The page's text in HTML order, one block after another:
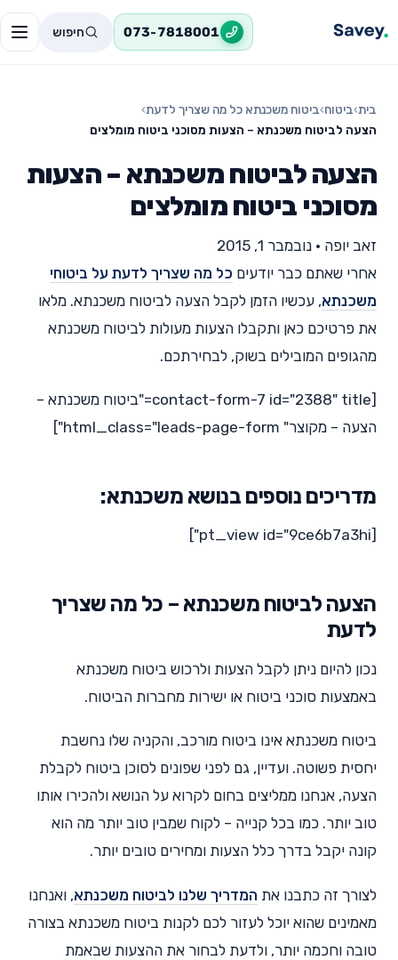
073-7818001 חיפוש
בית›ביטוח›ביטוח משכנתא כל מה שצריך לדעת›
הצעה לביטוח משכנתא – הצעות מסוכני ביטוח מומלצים
הצעה לביטוח משכנתא – הצעות
מסוכני ביטוח מומלצים
זאב יופה • נובמבר 1, 2015
אחרי שאתם כבר יודעים כל מה שצריך לדעת על ביטוחי
משכנתא, עכשיו הזמן לקבל הצעה לביטוח משכנתא. מלאו
את פרטיכם כאן ותקבלו הצעות מעולות לביטוח משכנתא
מהגופים המובילים בשוק, לבחירתכם.
[contact-form-7 id="2388" title="ביטוח משכנתא –
הצעה – מקוצר" html_class="leads-page-form"]
מדריכים נוספים בנושא משכנתא:
[pt_view id="9ce6b7a3hi"]
הצעה לביטוח משכנתא – כל מה שצריך
לדעת
נכון להיום ניתן לקבל הצעות ולרכוש ביטוח משכנתא
באמצעות סוכני ביטוח או ישירות מחברות הביטוח.
ביטוח משכנתא אינו ביטוח מורכב, והקניה שלו נחשבת
יחסית פשוטה. ועדיין, גם לפני שפונים לסוכן ביטוח לקבלת
הצעה, אנחנו ממליצים בחום לקרוא על הנושא ולהכירו אותו
טוב יותר. כמו בכל קנייה – לקוח שמבין טוב יותר מה הוא
קונה יקבל בדרך כלל הצעות ומחירים טובים יותר.
לצורך זה כתבנו את המדריך שלנו לביטוח משכנתא, ואנחנו
מאמינים שהוא יוכל לעזור לכם לקנות ביטוח משכנתא בצורה
טובה וחכמה יותר, ולדעת לבחור את ההצעות שבאמת